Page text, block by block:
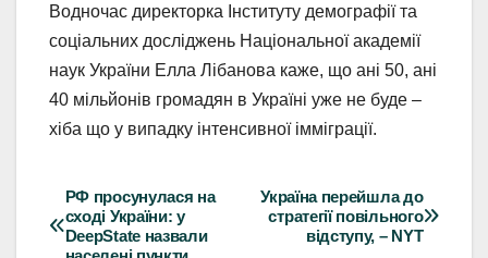
Водночас директорка Інституту демографії та
соціальних досліджень Національної академії
наук України Елла Лібанова каже, що ані 50, ані
40 мільйонів громадян в Україні уже не буде –
хіба що у випадку інтенсивної імміграції.
Навігація
Україна перейшла до
стратегії повільного
відступу, – NYT
РФ просунулася на
сході України: у
DeepState назвали